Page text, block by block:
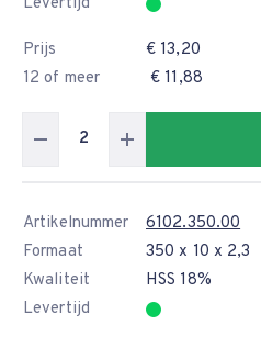
Prijs
€ 13,20
12 of meer
€ 11,88
Artikelnummer
6102.350.00
Formaat
350 x 10 x 2,3
Kwaliteit
HSS 18%
Levertijd